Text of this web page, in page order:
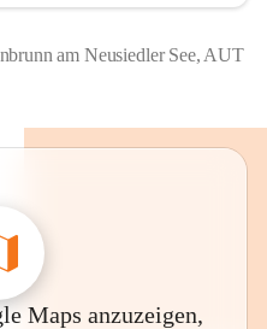
am Neusiedler See, AUT
Maps anzuzeigen,